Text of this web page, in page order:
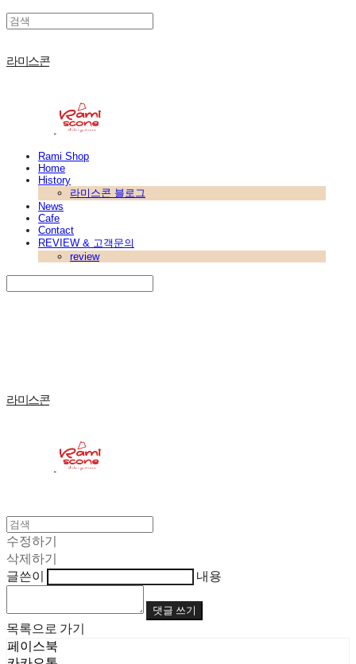
라미스콘
Rami Shop
Home
History
라미스콘 블로그
News
Cafe
Contact
REVIEW & 고객문의
review
라미스콘
수정하기
삭제하기
글쓴이
내용
댓글 쓰기
목록으로 가기
페이스북